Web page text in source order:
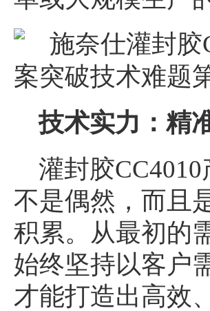
技术实力：精
灌封胶
不是偶然，而且
积累。从最初的
始终坚持以客户
才能打造出高效